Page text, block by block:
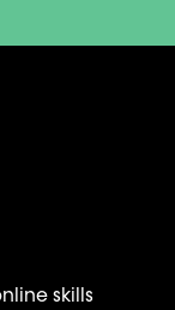
skills